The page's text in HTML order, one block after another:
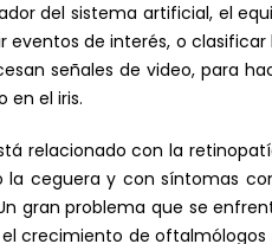
del sistema artificial, el
de interés, o
señales de video, para
en el iris.
relacionado con la
ceguera y con síntomas
gran problema que se
crecimiento de oftalmólogos